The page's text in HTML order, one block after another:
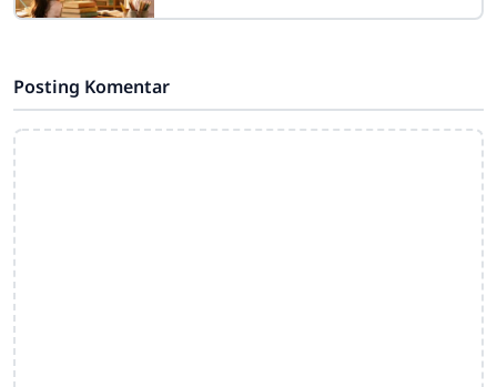
Posting Komentar